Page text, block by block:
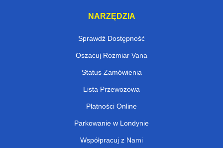
NARZĘDZIA
Sprawdź Dostępność
Oszacuj Rozmiar Vana
Status Zamówienia
Lista Przewozowa
Płatności Online
Parkowanie w Londynie
Współpracuj z Nami